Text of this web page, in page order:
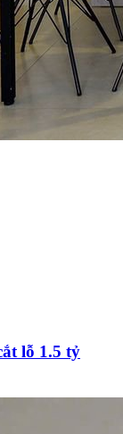
lỗ 1.5 tỷ